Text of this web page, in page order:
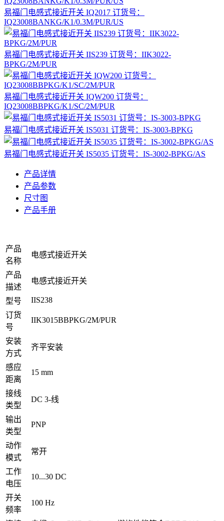
易福门电感式接近开关 IQ2017 订货号：
IQ23008BANKG/K1/0.3M/PUR/US
易福门电感式接近开关 IIS239 订货号：IIK3022-
BPKG/2M/PUR
易福门电感式接近开关 IQW200 订货号：
IQ23008BBPKG/K1/SC/2M/PUR
易福门电感式接近开关 IS5031 订货号：IS-3003-BPKG
易福门电感式接近开关 IS5035 订货号：IS-3002-BPKG/AS
产品详情
产品参数
尺寸图
产品手册
产品
名称
电感式接近开关
产品
描述
电感式接近开关
型号
IIS238
订货
号
IIK3015BBPKG/2M/PUR
安装
方式
齐平安装
感应
距离
15 mm
接线
类型
DC 3-线
输出
类型
PNP
动作
模式
常开
工作
电压
10...30 DC
开关
频率
100 Hz